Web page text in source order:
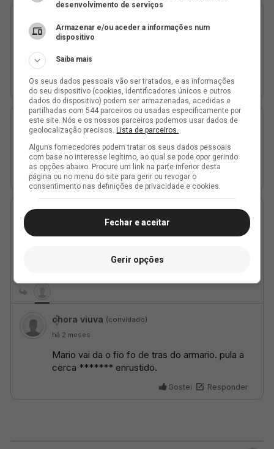
desenvolvimento de serviços
Armazenar e/ou aceder a informações num
dispositivo
Saiba mais
Os seus dados pessoais vão ser tratados, e as informações
do seu dispositivo (cookies, identificadores únicos e outros
dados do dispositivo) podem ser armazenadas, acedidas e
partilhadas com 544 parceiros ou usadas especificamente por
este site. Nós e os nossos parceiros podemos usar dados de
geolocalização precisos. Lista de parceiros.
Alguns fornecedores podem tratar os seus dados pessoais
com base no interesse legítimo, ao qual se pode opor gerindo
as opções abaixo. Procure um link na parte inferior desta
página ou no menu do site para gerir ou revogar o
consentimento nas definições de privacidade e cookies.
Fechar e aceitar
Gerir opções